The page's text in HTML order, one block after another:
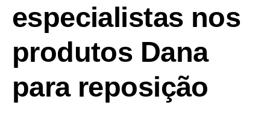
especialistas nos
produtos Dana
para reposição